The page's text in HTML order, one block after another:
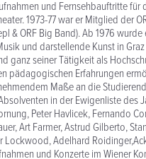
und Fernsehbauftritte
1973-77 war er Mitglied der
& ORF Big Band). Ab 1976
und darstellende Kunst in
ganz seiner Tätigkeit als
pädagogischen Erfahrungen
Maße an die
in der Ewigenliste des
Peter Havlicek, Fernando
Art Farmer, Astrud Gilberto,
Lockwood, Adelhard
und Konzerte im Wiener